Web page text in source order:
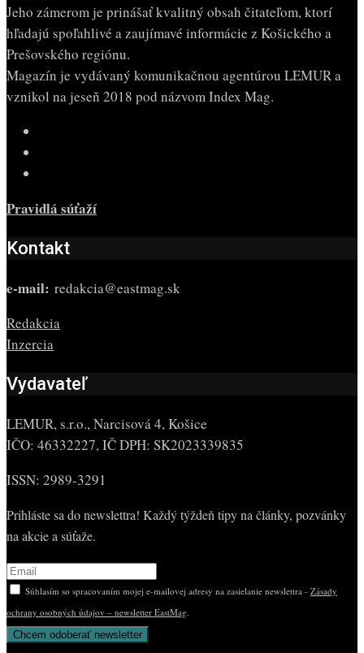
Jeho zámerom je prinášať kvalitný obsah čitateľom, ktorí
hľadajú spoľahlivé a zaujímavé informácie z Košického a
Prešovského regiónu.
Magazín je vydávaný komunikačnou agentúrou LEMUR a
vznikol na jeseň 2018 pod názvom Index Mag.
Pravidlá súťaží
Kontakt
e-mail: redakcia@eastmag.sk
Redakcia
Inzercia
Vydavateľ
LEMUR, s.r.o., Narcisová 4, Košice
IČO: 46332227, IČ DPH: SK2023339835
ISSN: 2989-3291
Prihláste sa do newslettra! Každý týždeň tipy na články, pozvánky
na akcie a súťaže.
Súhlasím so spracovaním mojej e-mailovej adresy na zasielanie newslettra - Zásady
ochrany osobných údajov – newsletter EastMag.